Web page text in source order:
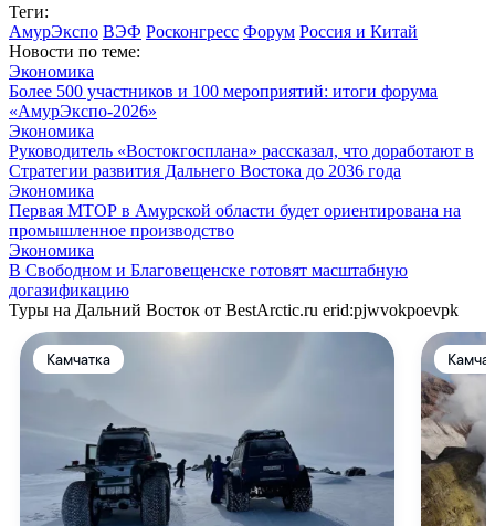
Теги:
АмурЭкспо ВЭФ Росконгресс Форум Россия и Китай
Новости по теме:
Экономика
Более 500 участников и 100 мероприятий: итоги форума
«АмурЭкспо-2026»
Экономика
Руководитель «Востокгосплана» рассказал, что доработают в
Стратегии развития Дальнего Востока до 2036 года
Экономика
Первая МТОР в Амурской области будет ориентирована на
промышленное производство
Экономика
В Свободном и Благовещенске готовят масштабную
догазификацию
Туры на Дальний Восток от BestArctic.ru erid:pjwvokpoevpk